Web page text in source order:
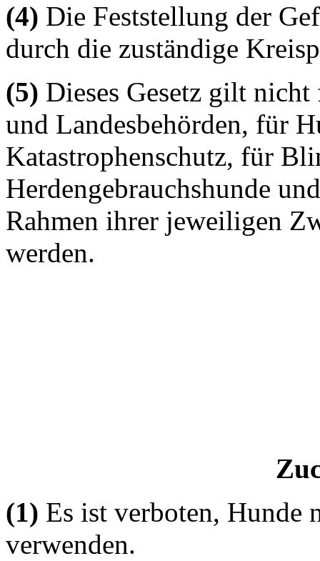
(4) Die Feststellung der
durch die zuständige
(5) Dieses Gesetz gilt
und Landesbehörden, für
Katastrophenschutz, für
Herdengebrauchshunde
Rahmen ihrer jeweiligen
werden.
(1) Es ist verboten, Hunde
verwenden.